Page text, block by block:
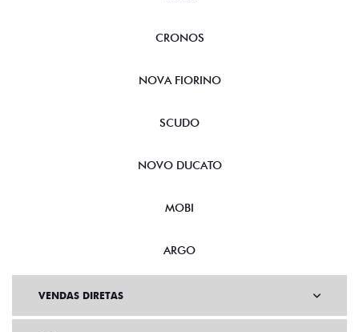
CRONOS
NOVA FIORINO
SCUDO
NOVO DUCATO
MOBI
ARGO
VENDAS DIRETAS